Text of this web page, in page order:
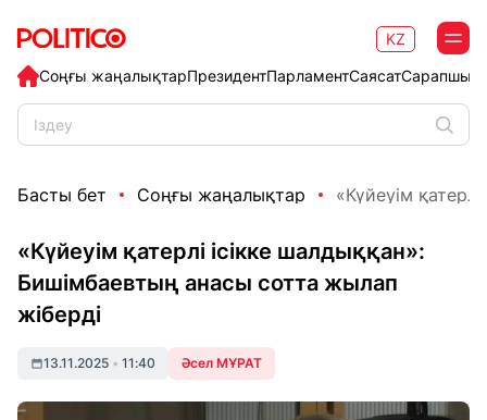
Соңғы жаңалықтарПрезидентПарламентСаясат
KZ
Басты бет Соңғы жаңалықтар «Күйеуім
«Күйеуім қатерлі ісікке шалдыққан»:
Бишімбаевтың анасы сотта жылап
жіберді
13.11.2025 • 11:40 Әсел МҰРАТ